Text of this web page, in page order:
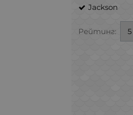
Jackson
Рейтинг: